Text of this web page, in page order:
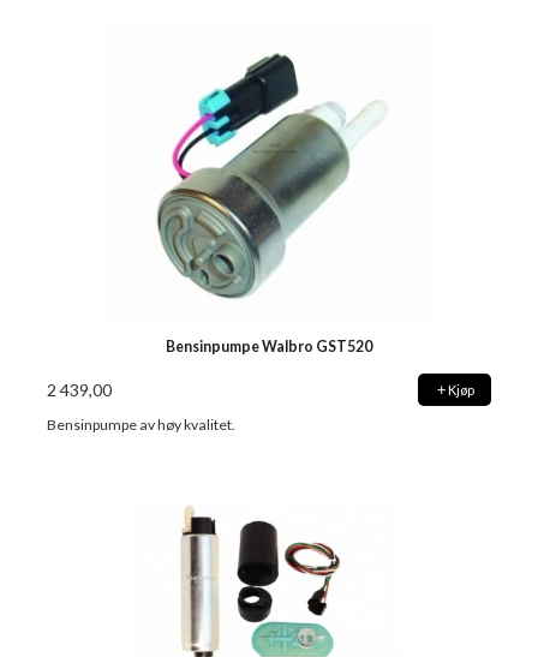
Bensinpumpe Walbro GST520
2 439,00 Kjøp
Bensinpumpe av høy kvalitet.